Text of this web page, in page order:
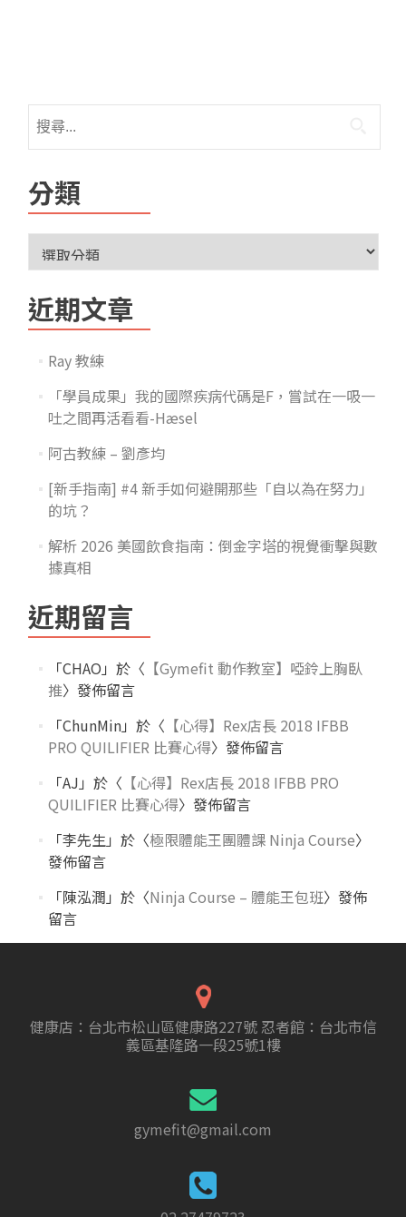
分類
近期文章
Ray 教練
「學員成果」我的國際疾病代碼是F，嘗試在一吸一
吐之間再活看看-Hæsel
阿古教練 – 劉彥均
[新手指南] #4 新手如何避開那些「自以為在努力」
的坑？
解析 2026 美國飲食指南：倒金字塔的視覺衝擊與數
據真相
近期留言
「CHAO 」於〈 【Gymefit 動作教室】啞鈴上胸臥
推〉發佈留言
「ChunMin」於〈 【心得】Rex店長 2018 IFBB
PRO QUILIFIER 比賽心得〉發佈留言
「AJ 」於〈 【心得】Rex店長 2018 IFBB PRO
QUILIFIER 比賽心得〉發佈留言
「李先生」於〈極限體能王團體課 Ninja Course〉
發佈留言
「陳泓潤 」於〈Ninja Course – 體能王包班〉發佈
留言
健康店：台北市松山區健康路227號 忍者館：台北市信
義區基隆路一段25號1樓
gymefit@gmail.com